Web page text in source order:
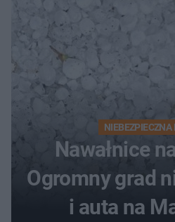
NIEBEZPIECZNA
Nawałnice
Ogromny grad
i auta na